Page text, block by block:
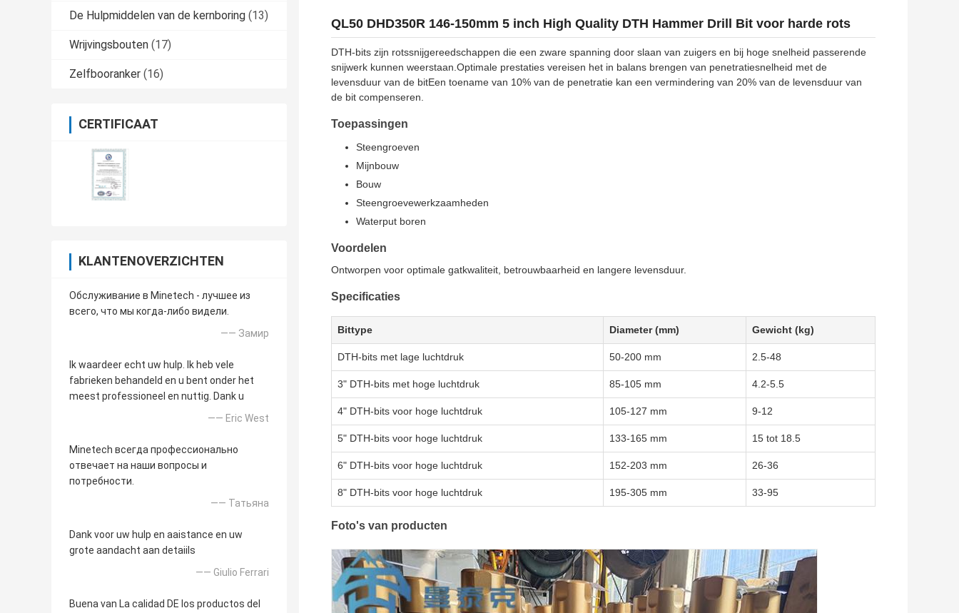
De Hulpmiddelen van de kernboring (13)
Wrijvingsbouten (17)
Zelfbooranker (16)
CERTIFICAAT
KLANTENOVERZICHTEN
Обслуживание в Minetech - лучшее из
всего, что мы когда-либо видели.
—— Замир
Ik waardeer echt uw hulp. Ik heb vele
fabrieken behandeld en u bent onder het
meest professioneel en nuttig. Dank u
—— Eric West
Minetech всегда профессионально
отвечает на наши вопросы и
потребности.
—— Татьяна
Dank voor uw hulp en aaistance en uw
grote aandacht aan detaiils
—— Giulio Ferrari
Buena van La calidad DE los productos del
QL50 DHD350R 146-150mm 5 inch High Quality DTH Hammer Drill Bit voor harde rots
DTH-bits zijn rotssnijgereedschappen die een zware spanning door slaan van zuigers en bij hoge snelheid passerende
snijwerk kunnen weerstaan.Optimale prestaties vereisen het in balans brengen van penetratiesnelheid met de
levensduur van de bitEen toename van 10% van de penetratie kan een vermindering van 20% van de levensduur van
de bit compenseren.
Toepassingen
Steengroeven
Mijnbouw
Bouw
Steengroevewerkzaamheden
Waterput boren
Voordelen
Ontworpen voor optimale gatkwaliteit, betrouwbaarheid en langere levensduur.
Specificaties
Bittype Diameter (mm) Gewicht (kg)
DTH-bits met lage luchtdruk 50-200 mm 2.5-48
3" DTH-bits met hoge luchtdruk 85-105 mm 4.2-5.5
4" DTH-bits voor hoge luchtdruk 105-127 mm 9-12
5" DTH-bits voor hoge luchtdruk 133-165 mm 15 tot 18.5
6" DTH-bits voor hoge luchtdruk 152-203 mm 26-36
8" DTH-bits voor hoge luchtdruk 195-305 mm 33-95
Foto's van producten